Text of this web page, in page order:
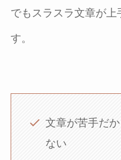
でもスラスラ文章が上
す。
文章が苦手だ
ない